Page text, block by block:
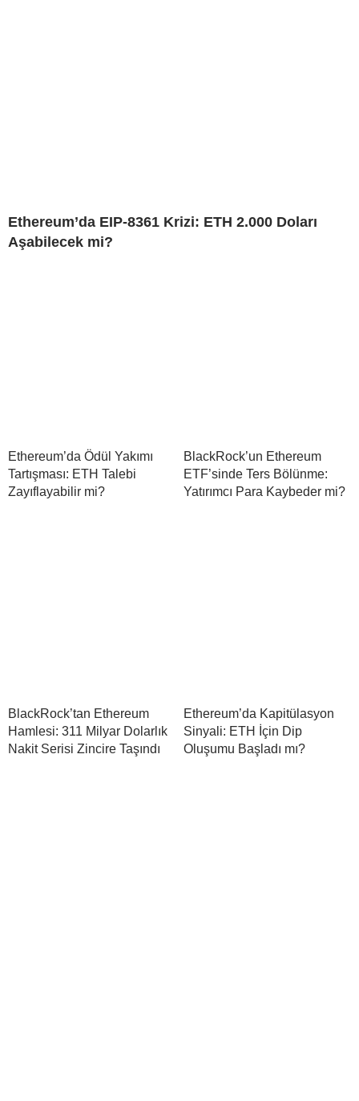
Ethereum’da EIP-8361 Krizi: ETH 2.000 Doları
Aşabilecek mi?
Ethereum’da Ödül Yakımı
Tartışması: ETH Talebi
Zayıflayabilir mi?
BlackRock’un Ethereum
ETF’sinde Ters Bölünme:
Yatırımcı Para Kaybeder mi?
BlackRock’tan Ethereum
Hamlesi: 311 Milyar Dolarlık
Nakit Serisi Zincire Taşındı
Ethereum’da Kapitülasyon
Sinyali: ETH İçin Dip
Oluşumu Başladı mı?